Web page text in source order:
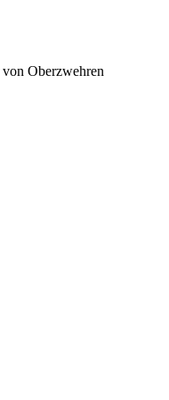
von Oberzwehren